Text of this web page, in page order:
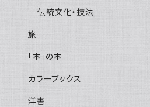
伝統文化・技法
旅
「本」の本
カラーブックス
洋書